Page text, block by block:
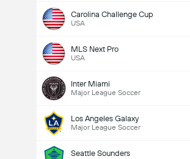
Carolina Challenge Cup
USA
MLS Next Pro
USA
Inter Miami
Major League Soccer
Los Angeles Galaxy
Major League Soccer
Seattle Sounders